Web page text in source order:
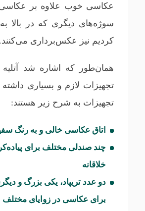
عکاسی خوب علاوه بر
سوژه‌های دیگری که در بالا
کردیم نیز عکس‌برداری می‌کنند.
همان‌طور که اشاره شد آتلیه
تجهیزات لازم و بسیاری
تجهیزات به شرح زیر هستند:
اتاق عکاسی خالی و به رنگ
چند صندلی مختلف برای
خلاقانه
دو عدد تریپاد، یکی بزرگ و
برای عکاسی در زوایای مختلف